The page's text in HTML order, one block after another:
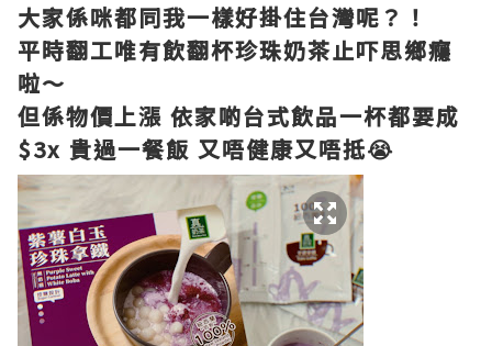
大家係咪都同我一樣好掛住台灣呢？！
平時翻工唯有飲翻杯珍珠奶茶止吓思鄉癮
啦～
但係物價上漲 依家啲台式飲品一杯都要成
$3x 貴過一餐飯 又唔健康又唔抵😭